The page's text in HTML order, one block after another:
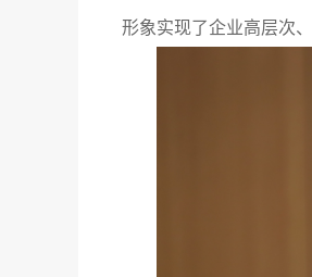
形象实现了企业高层次